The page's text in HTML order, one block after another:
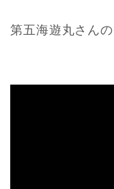
第五海遊丸さん